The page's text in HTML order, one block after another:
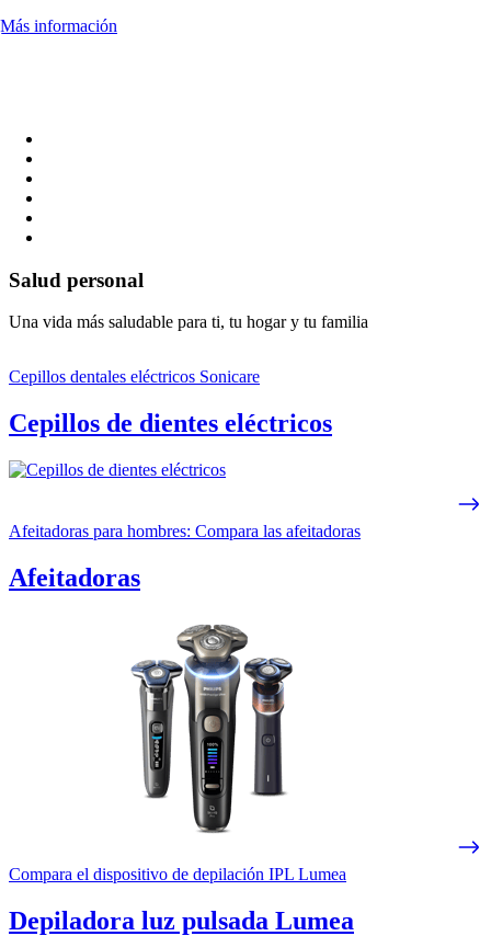
Más información
Salud personal
Una vida más saludable para ti, tu hogar y tu familia
Cepillos dentales eléctricos Sonicare
Cepillos de dientes eléctricos
Afeitadoras para hombres: Compara las afeitadoras
Afeitadoras
Compara el dispositivo de depilación IPL Lumea
Depiladora luz pulsada Lumea